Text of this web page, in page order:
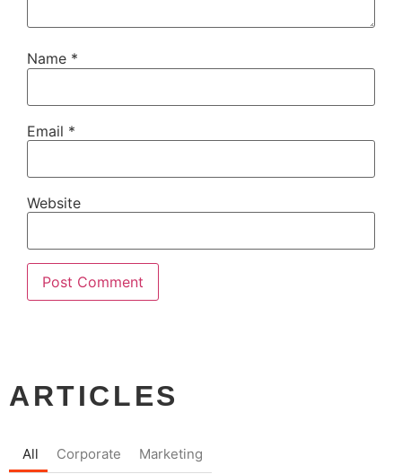
Name *
Email *
Website
ARTICLES
All Corporate Marketing